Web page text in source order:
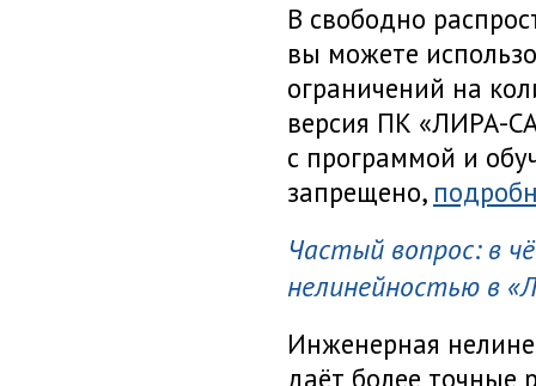
В свободно
вы можете
ограничений на
версия ПК «ЛИРА-
с программой и
запрещено,
Частый вопрос: в
нелинейностью в «
Инженерная
даёт более точные